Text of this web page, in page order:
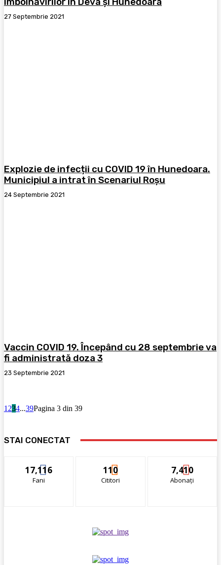
27 Septembrie 2021
Explozie de infecții cu COVID 19 în Hunedoara.
Municipiul a intrat în Scenariul Roșu
24 Septembrie 2021
Vaccin COVID 19. Începând cu 28 septembrie va
fi administrată doza 3
23 Septembrie 2021
1 234...39Pagina 3 din 39
STAI CONECTAT
17,116
Fani
110
Cititori
7,410
Abonați